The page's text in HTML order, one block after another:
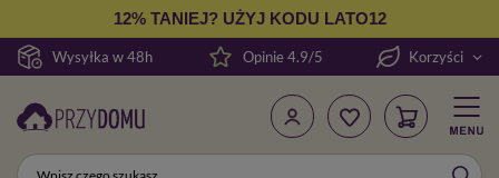
Wysyłka w 48h
12% TANIEJ? UŻYJ KODU LATO12
Opinie 4.9/5 Korzyści